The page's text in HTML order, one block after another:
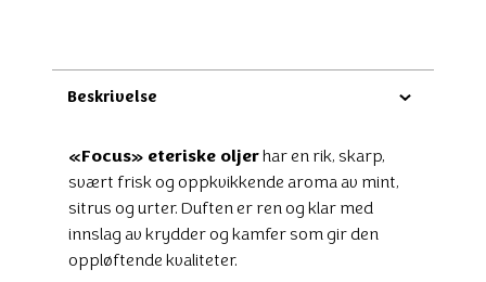
Beskrivelse
«Focus» eteriske oljerhar en rik, skarp,
svært frisk og oppkvikkende aroma av mint,
sitrus og urter. Duften er ren og klar med
innslag av krydder og kamfer som gir den
oppløftende kvaliteter.